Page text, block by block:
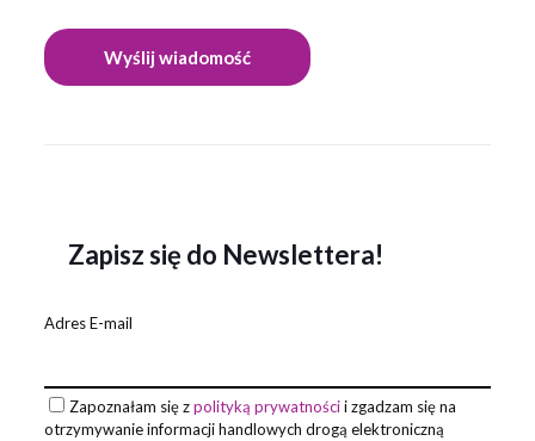
Zapisz się do Newslettera!
Adres E-mail
Zapoznałam się zpolityką prywatnościi zgadzam się na
otrzymywanie informacji handlowych drogą elektroniczną